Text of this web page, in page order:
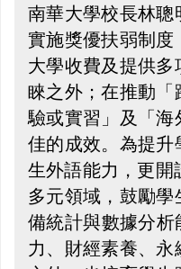
南華大學校長林
實施獎優扶弱制
大學收費及提供
睞之外；在推動
驗或實習」及「
佳的成效。為提
生外語能力，更開
多元領域，鼓勵
備統計與數據分
力、財經素養、